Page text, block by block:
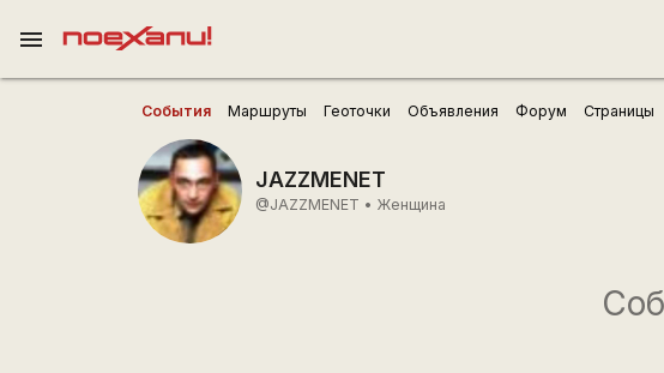
menu
События Маршруты Геоточки Объявления Форум Страницы
JAZZMENET
@JAZZMENET • Женщина